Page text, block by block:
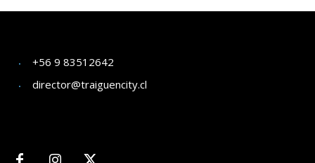
+56 9 83512642
director@traiguencity.cl